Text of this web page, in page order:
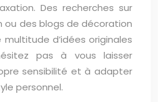
Des recherches sur
ou des blogs de décoration
d’idées originales
pas à vous laisser
sensibilité et à adapter
personnel.